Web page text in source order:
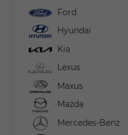
Ford
Hyundai
Kia
Lexus
Maxus
Mazda
Mercedes-Benz